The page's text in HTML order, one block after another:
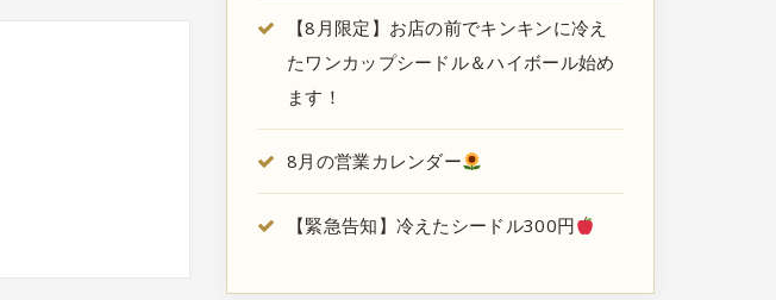
【8月限定】お店の前でキンキンに冷え
たワンカップシードル＆ハイボール始め
ます！
8月の営業カレンダー
【緊急告知】冷えたシードル300円